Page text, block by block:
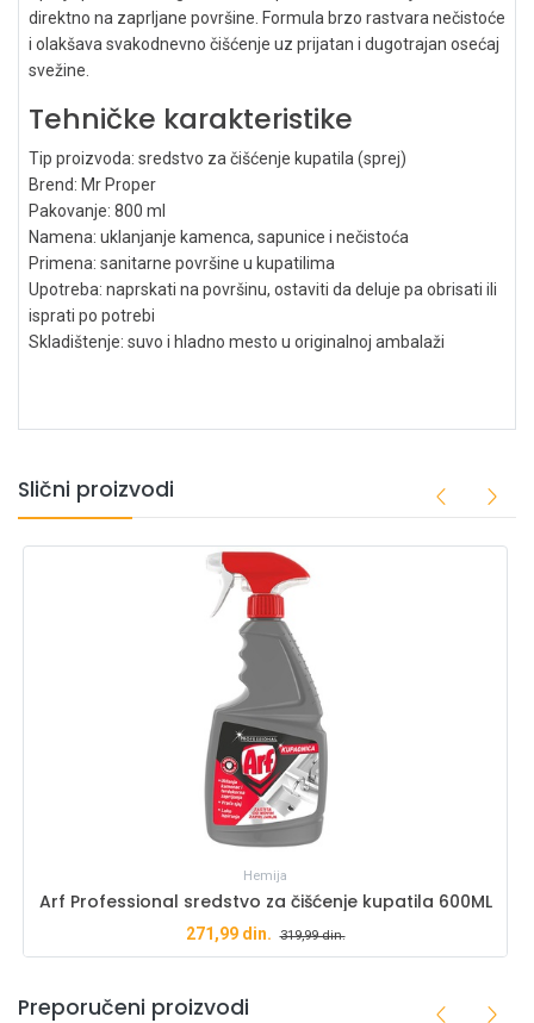
direktno na zaprljane površine. Formula brzo rastvara nečistoće
i olakšava svakodnevno čišćenje uz prijatan i dugotrajan osećaj
svežine.
Tehničke karakteristike
Tip proizvoda: sredstvo za čišćenje kupatila (sprej)
Brend: Mr Proper
Pakovanje: 800 ml
Namena: uklanjanje kamenca, sapunice i nečistoća
Primena: sanitarne površine u kupatilima
Upotreba: naprskati na površinu, ostaviti da deluje pa obrisati ili
isprati po potrebi
Skladištenje: suvo i hladno mesto u originalnoj ambalaži
Slični proizvodi
Hemija
Arf Professional sredstvo za čišćenje kupatila 600ML
271,99din. 319,99din.
Preporučeni proizvodi